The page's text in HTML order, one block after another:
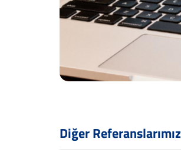
Diğer Referanslarımız